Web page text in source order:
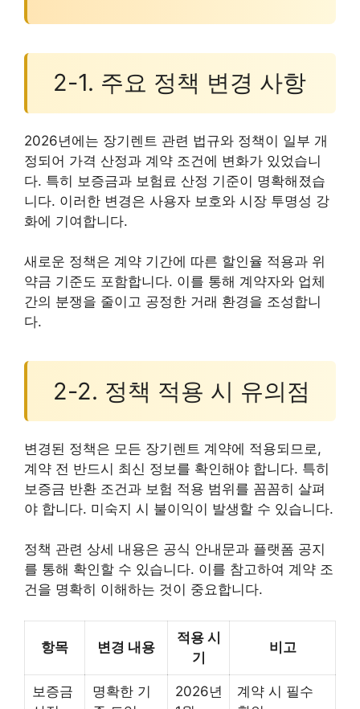
2-1. 주요 정책 변경 사항
2026년에는 장기렌트 관련 법규와 정책이 일부 개
정되어 가격 산정과 계약 조건에 변화가 있었습니
다. 특히 보증금과 보험료 산정 기준이 명확해졌습
니다. 이러한 변경은 사용자 보호와 시장 투명성 강
화에 기여합니다.
새로운 정책은 계약 기간에 따른 할인율 적용과 위
약금 기준도 포함합니다. 이를 통해 계약자와 업체
간의 분쟁을 줄이고 공정한 거래 환경을 조성합니
다.
2-2. 정책 적용 시 유의점
변경된 정책은 모든 장기렌트 계약에 적용되므로,
계약 전 반드시 최신 정보를 확인해야 합니다. 특히
보증금 반환 조건과 보험 적용 범위를 꼼꼼히 살펴
야 합니다. 미숙지 시 불이익이 발생할 수 있습니다.
정책 관련 상세 내용은 공식 안내문과 플랫폼 공지
를 통해 확인할 수 있습니다. 이를 참고하여 계약 조
건을 명확히 이해하는 것이 중요합니다.
항목 변경 내용
적용 시
기
비고
보증금
명확한 기
2026년
계약 시 필수